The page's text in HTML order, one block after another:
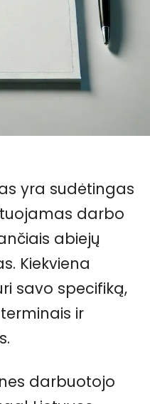
yra sudėtingas
darbo
abiejų
Kiekviena
savo specifiką,
ir
darbuotojo